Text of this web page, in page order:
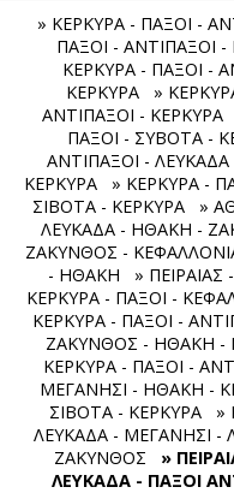
» ΚΕΡΚΥΡΑ - ΠΑΞΟΙ -
ΠΑΞΟΙ - ΑΝΤΙΠΑΞΟΙ
ΚΕΡΚΥΡΑ - ΠΑΞΟΙ -
ΚΕΡΚΥΡΑ
»
ΑΝΤΙΠΑΞΟΙ - ΚΕΡΚΥΡΑ
ΠΑΞΟΙ - ΣΥΒΟΤΑ -
ΑΝΤΙΠΑΞΟΙ -
ΚΕΡΚΥΡΑ
» ΚΕΡΚΥΡΑ -
ΣΙΒΟΤΑ - ΚΕΡΚΥΡΑ
»
ΛΕΥΚΑΔΑ - ΗΘΑΚΗ -
ΖΑΚΥΝΘΟΣ -
- ΗΘΑΚΗ
»
ΚΕΡΚΥΡΑ - ΠΑΞΟΙ -
ΚΕΡΚΥΡΑ - ΠΑΞΟΙ -
ΖΑΚΥΝΘΟΣ - ΗΘΑΚΗ -
ΚΕΡΚΥΡΑ - ΠΑΞΟΙ -
ΜΕΓΑΝΗΣΙ - ΗΘΑΚΗ -
ΣΙΒΟΤΑ - ΚΕΡΚΥΡΑ
»
ΛΕΥΚΑΔΑ - ΜΕΓΑΝΗΣΙ -
ΖΑΚΥΝΘΟΣ
»
ΛΕΥΚΑΔΑ - ΠΑΞΟΙ